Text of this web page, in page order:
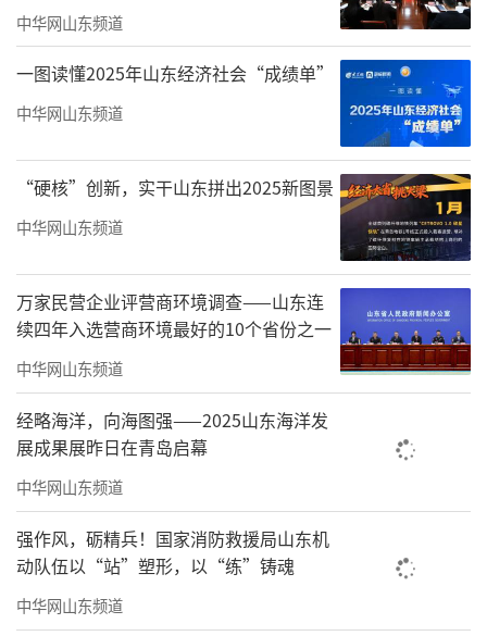
技术，主持率先建成60万吨/年煤基烯烃工程并
实现商业化运行，奠定了我国煤基烯烃产业的
国际领先地位。获国家科技进步一等奖1项、二
等奖1项、三等奖1项、省部级奖项5项，发表论
文30余篇，出版专著3部，获2012年第十四届中
国专利金奖。
据澎湃新闻梳理，张玉卓早期的职业生涯
与煤炭产业紧密相联，拥有三十余年煤炭职业
生涯及在全球最大煤炭供应商神华集团（2017
年与国电集团重组为国家能源集团）长达十五
年工作经历。
进入神华集团工作之前，张玉卓活跃在国
内外学术界，是煤炭领域倍受关注的青年学
者；在矿山一线，煤矿工人亲切地称其为“矿
工博士”。他曾任煤炭科学研究总院北京开采
研究所研究室副主任；英国南安普顿大学从事
博士后研究；美国南伊利诺依大学采矿与环境
中华网山东频道
一图读懂2025年山东经济社会“成绩单”
中华网山东频道
“硬核”创新，实干山东拼出2025新图景
中华网山东频道
万家民营企业评营商环境调查——山东连
续四年入选营商环境最好的10个省份之一
中华网山东频道
经略海洋，向海图强——2025山东海洋发
展成果展昨日在青岛启幕
中华网山东频道
强作风，砺精兵！国家消防救援局山东机
动队伍以“站”塑形，以“练”铸魂
中华网山东频道